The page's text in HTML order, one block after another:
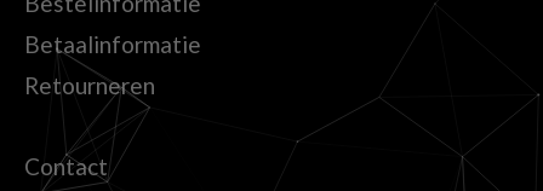
Betaalinformatie
Retourneren
Contact